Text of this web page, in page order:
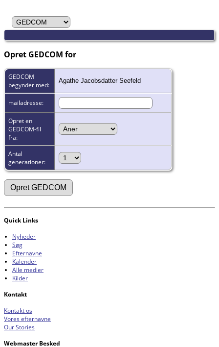
Opret GEDCOM for
GEDCOM
begynder med:
Agathe Jacobsdatter Seefeld
mailadresse:
Opret en
GEDCOM-fil
fra:
Antal
generationer:
Quick Links
Nyheder
Søg
Efternavne
Kalender
Alle medier
Kilder
Kontakt
Kontakt os
Vores efternavne
Our Stories
Webmaster Besked